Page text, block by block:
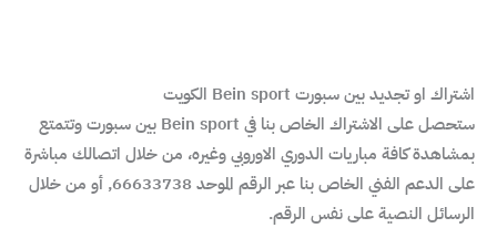
اشتراك او تجديد بين سبورت Bein sport الكويت
ستحصل على الاشتراك الخاص بنا في Bein sport بين سبورت وتتمتع
بمشاهدة كافة مباريات الدوري الاوروبي وغيره، من خلال اتصالك مباشرة
على الدعم الفني الخاص بنا عبر الرقم الموحد 66633738, أو من خلال
الرسائل النصية على نفس الرقم.